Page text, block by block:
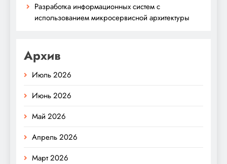
Разработка информационных систем с
использованием микросервисной архитектуры
Архив
Июль 2026
Июнь 2026
Май 2026
Апрель 2026
Март 2026